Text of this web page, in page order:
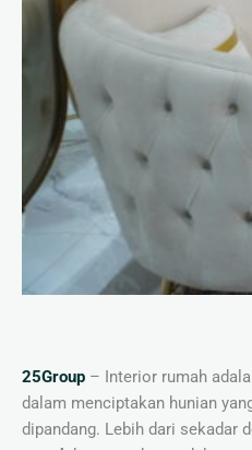
25Group – Interior rumah
dalam menciptakan hunian
dipandang. Lebih dari sekadar